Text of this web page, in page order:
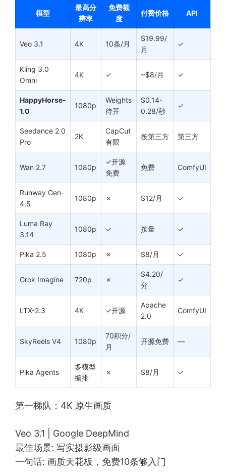
模型
最高分
辨率
免费额
度
付费价格 API
Veo 3.1 4K 10条/月
$19.99/
月
✓
Kling 3.0
Omni
4K ✓ ~$8/月 ✓
HappyHorse-
1.0
1080p
Weights
待开
$0.14-
0.28/秒
✓
Seedance 2.0
Pro
2K
CapCut
有限
按第三方 第三方
Wan 2.7 1080p
✓开源
免费
免费 ComfyUI
Runway Gen-
4.5
1080p ✗ $12/月 ✓
Luma Ray
3.14
1080p ✓ 按量 ✓
Pika 2.5 1080p ✗ $8/月 ✓
Grok Imagine 720p ✗
$4.20/
分
✓
LTX-2.3 4K ✓开源
Apache
2.0
ComfyUI
SkyReels V4 1080p
70积分/
月
开源免费 —
Pika Agents
多模型
编排
✗ $8/月 ✓
第一梯队：4K 原生画质
Veo 3.1 | Google DeepMind
最佳场景: 写实摄影级画面
一句话: 画质天花板，免费10条够入门